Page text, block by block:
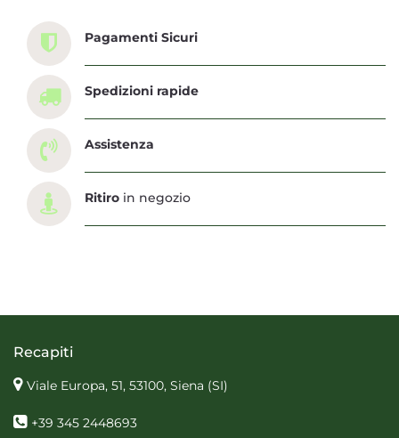
Pagamenti Sicuri
Spedizioni rapide
Assistenza
Ritiro in negozio
Recapiti
Viale Europa, 51, 53100, Siena (SI)
+39 345 2448693